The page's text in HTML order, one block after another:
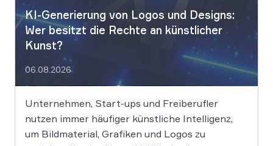
KI-Generierung von Logos und Designs:
Wer besitzt die Rechte an künstlicher
Kunst?
06.08.2026
Unternehmen, Start-ups und Freiberufler
nutzen immer häufiger künstliche Intelligenz,
um Bildmaterial, Grafiken und Logos zu